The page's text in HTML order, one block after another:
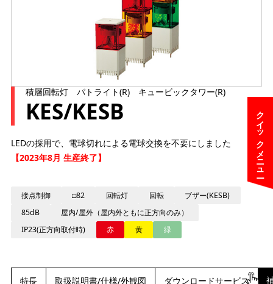
クイックメニュー
積層回転灯 パトライト(R) キュービックタワー(R)
KES/KESB
LEDの採用で、電球切れによる電球交換を不要にしました
【2023年8月 生産終了】
接点制御 □82 回転灯 回転
ブザー(KESB)
85dB
屋内/屋外（屋内外ともに正方向のみ）
IP23(正方向取付時)
赤 黄 緑
特長 取扱説明書/仕様/外観図 ダウンロードサービス